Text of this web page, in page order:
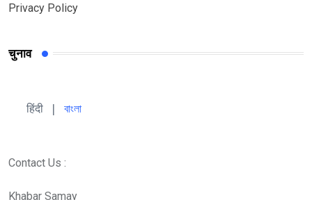
Privacy Policy
चुनाव
हिंदी বাংলা
Contact Us :
Khabar Samay